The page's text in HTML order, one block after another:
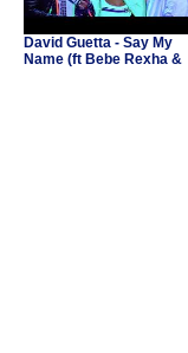
David Guetta - Say My
Name (ft Bebe Rexha &